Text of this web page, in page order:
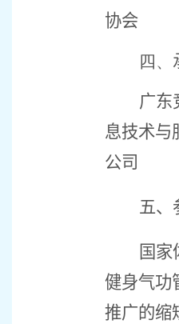
协会
四、
广东
息技术与
公司
五、
国家
健身气功
推广的缩